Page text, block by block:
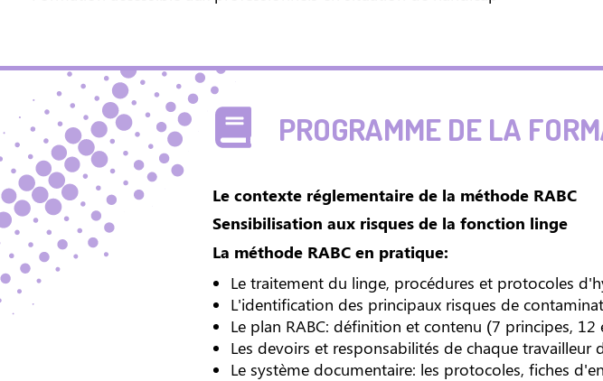
PROGRAMME DE LA
Le contexte réglementaire de la méthode RABC
Sensibilisation aux risques de la fonction linge
La méthode RABC en pratique:
Le traitement du linge, procédures et protocoles
L'identification des principaux risques de
Le plan RABC: définition et contenu (7 principes,
Les devoirs et responsabilités de chaque travailleur
Le système documentaire: les protocoles, fiches